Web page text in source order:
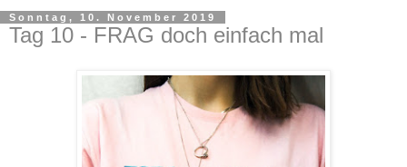
Sonntag, 10. November 2019
Tag 10 - FRAG doch einfach mal